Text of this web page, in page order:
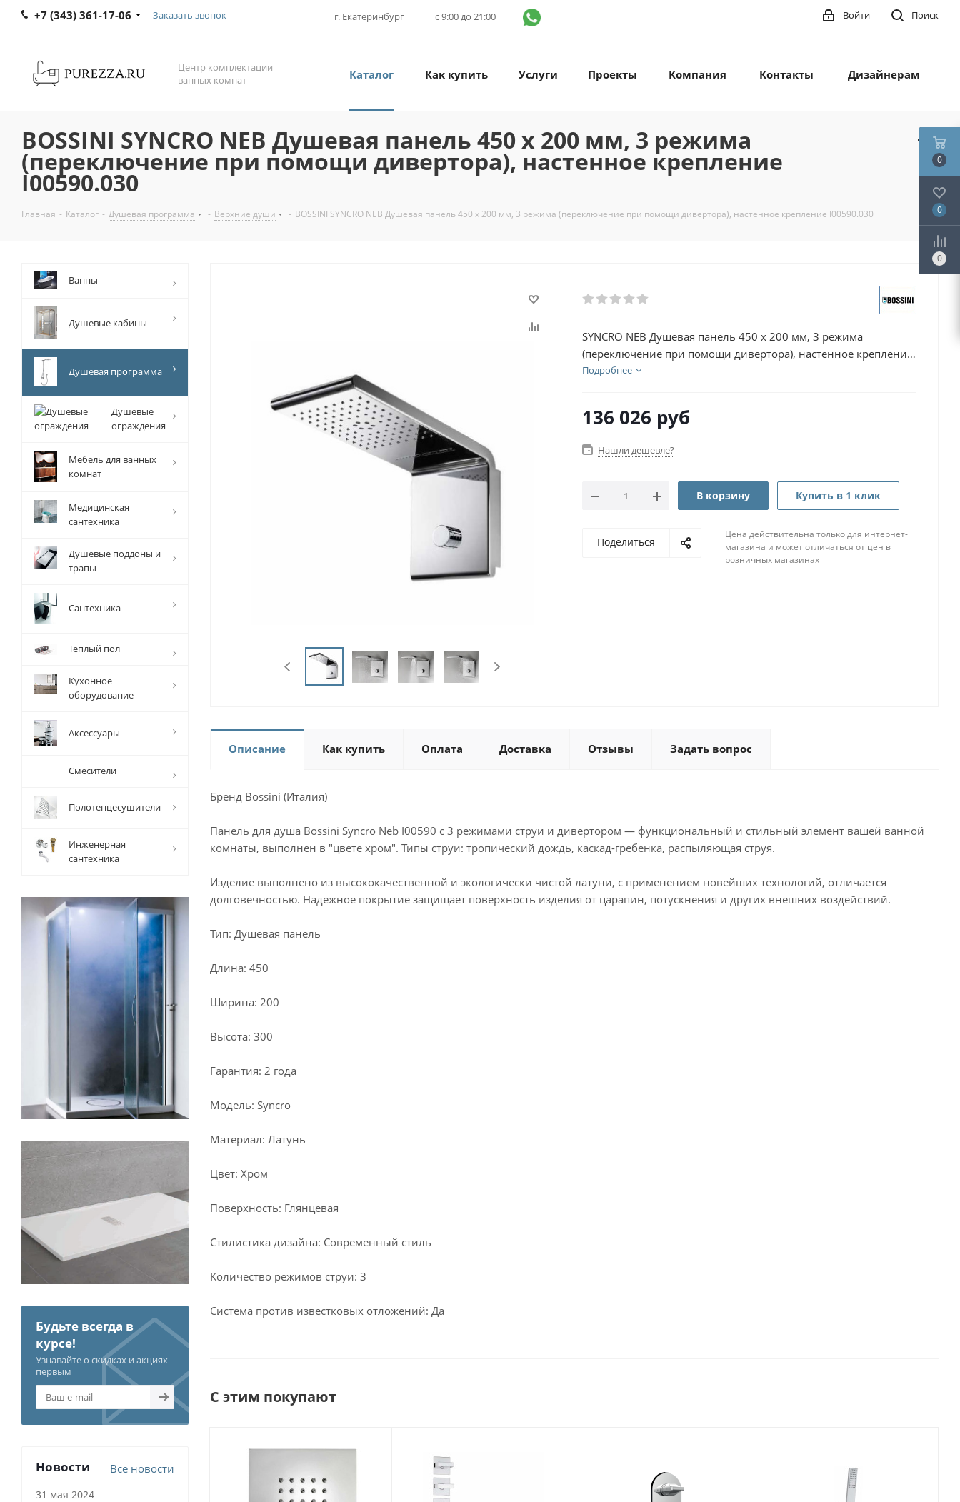
+7 (343) 361-17-06 Заказать звонок г. Екатеринбург с 9:00 до 21:00 Поиск
Войти
Центр комплектации
ванных комнат
Каталог Как купить Услуги Проекты Компания Контакты Дизайнерам
BOSSINI SYNCRO NEB Душевая панель 450 х 200 мм, 3 режима
(переключение при помощи дивертора), настенное крепление
I00590.030
Главная - Каталог - Душевая программа - Верхние души - BOSSINI SYNCRO NEB Душевая панель 450 х 200 мм, 3 режима (переключение при помощи дивертора), настенное крепление I00590.030
SYNCRO NEB Душевая панель 450 х 200 мм, 3 режима
(переключение при помощи дивертора), настенное крепление
I00590.030
Подробнее
136 026 руб
Нашли дешевле?
В корзину Купить в 1 клик
Поделиться
Цена действительна только для интернет-
магазина и может отличаться от цен в
розничных магазинах
Описание Как купить Оплата Доставка Отзывы Задать вопрос
Бренд Bossini (Италия)
Панель для душа Bossini Syncro Neb I00590 с 3 режимами струи и дивертором — функциональный и стильный элемент вашей ванной
комнаты, выполнен в "цвете хром". Типы струи: тропический дождь, каскад-гребенка, распыляющая струя.
Изделие выполнено из высококачественной и экологически чистой латуни, с применением новейших технологий, отличается
долговечностью. Надежное покрытие защищает поверхность изделия от царапин, потускнения и других внешних воздействий.
Тип: Душевая панель
Длина: 450
Ширина: 200
Высота: 300
Гарантия: 2 года
Модель: Syncro
Материал: Латунь
Цвет: Хром
Поверхность: Глянцевая
Стилистика дизайна: Современный стиль
Количество режимов струи: 3
Система против известковых отложений: Да
С этим покупают
Ванны
Душевые кабины
Душевая программа
Душевые
ограждения
Мебель для ванных
комнат
Медицинская
сантехника
Душевые поддоны и
трапы
Сантехника
Тёплый пол
Кухонное
оборудование
Аксессуары
Смесители
Полотенцесушители
Инженерная
сантехника
Будьте всегда в
курсе!
Узнавайте о скидках и акциях
первым
Новости Все новости
31 мая 2024
0
0
0